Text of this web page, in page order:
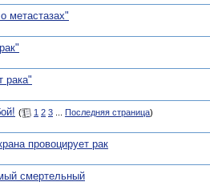
метастазах"
рака"
( 1 2 3 Последняя страница)
провоцирует рак
смертельный